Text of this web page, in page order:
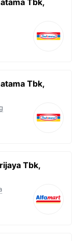
Tbk,
Tbk,
Tbk,